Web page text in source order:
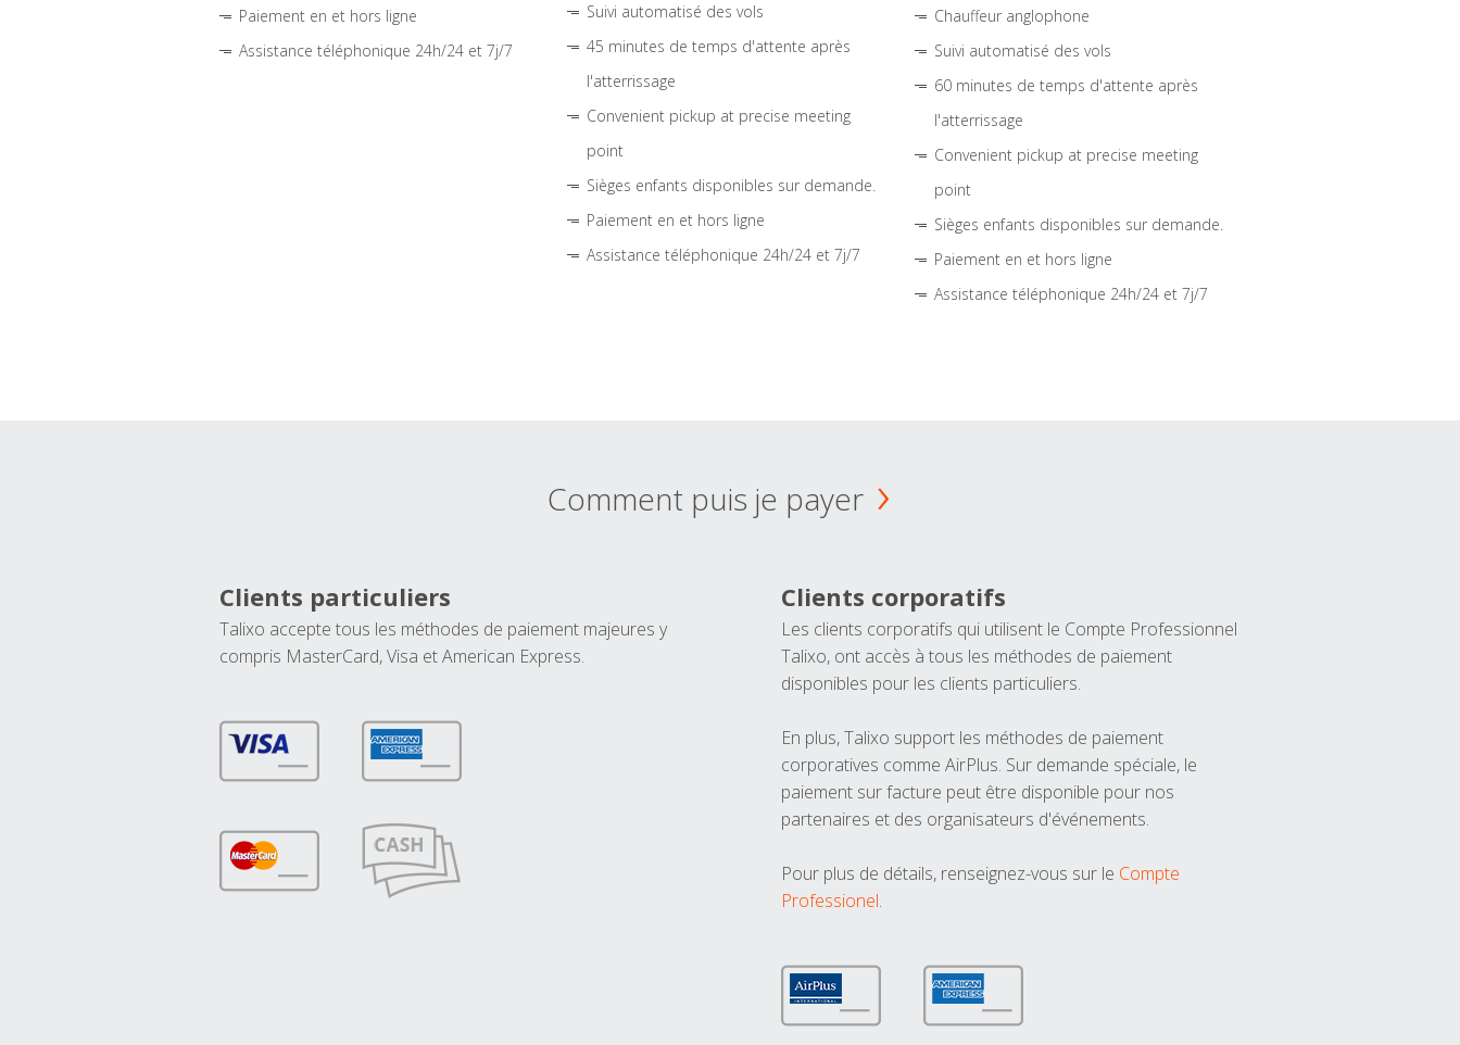
Paiement en et hors ligne
Assistance téléphonique 24h/24 et 7j/7
Suivi automatisé des vols
45 minutes de temps d'attente après
l'atterrissage
Convenient pickup at precise meeting
point
Sièges enfants disponibles sur demande.
Paiement en et hors ligne
Assistance téléphonique 24h/24 et 7j/7
Chauffeur anglophone
Suivi automatisé des vols
60 minutes de temps d'attente après
l'atterrissage
Convenient pickup at precise meeting
point
Sièges enfants disponibles sur demande.
Paiement en et hors ligne
Assistance téléphonique 24h/24 et 7j/7
Comment puis je payer
Clients particuliers
Talixo accepte tous les méthodes de paiement majeures y
compris MasterCard, Visa et American Express.
Clients corporatifs
Les clients corporatifs qui utilisent le Compte Professionnel
Talixo, ont accès à tous les méthodes de paiement
disponibles pour les clients particuliers.
En plus, Talixo support les méthodes de paiement
corporatives comme AirPlus. Sur demande spéciale, le
paiement sur facture peut être disponible pour nos
partenaires et des organisateurs d'événements.
Pour plus de détails, renseignez-vous sur le Compte
Professionel.